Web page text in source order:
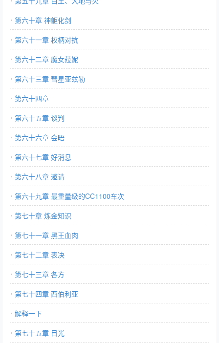
第六十章 神躯化剑
第六十一章 权柄对抗
第六十二章 魔女菈妮
第六十三章 彗星亚兹勒
第六十四章
第六十五章 谈判
第六十六章 会晤
第六十七章 好消息
第六十八章 邀请
第六十九章 最重量级的CC1100车次
第七十章 炼金知识
第七十一章 黑王血肉
第七十二章 表决
第七十三章 各方
第七十四章 西伯利亚
解释一下
第七十五章 目光